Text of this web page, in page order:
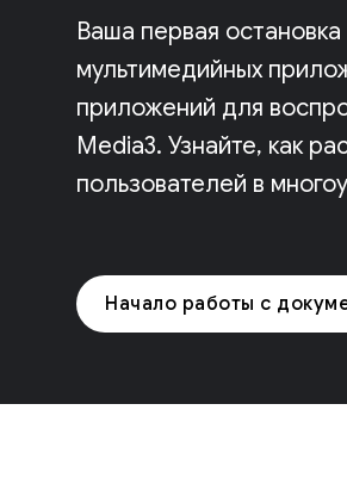
Ваша первая
мультимедийных
приложений для
Media3. Узнайте, как
пользователей в
Начало работы с